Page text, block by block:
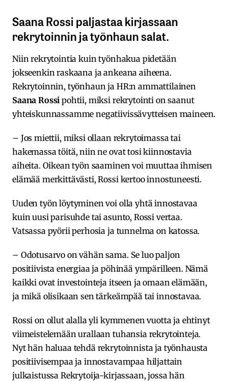
Saana Rossi paljastaa kirjassaan
rekrytoinnin ja työnhaun salat.
Niin rekrytointia kuin työnhakua pidetään
jokseenkin raskaana ja ankeana aiheena.
Rekrytoinnin, työnhaun ja HR:n ammattilainen
Saana Rossi pohtii, miksi rekrytointi on saanut
yhteiskunnassamme negatiivissävytteisen maineen.
– Jos miettii, miksi ollaan rekrytoimassa tai
hakemassa töitä, niin ne ovat tosi kiinnostavia
aiheita. Oikean työn saaminen voi muuttaa ihmisen
elämää merkittävästi, Rossi kertoo innostuneesti.
Uuden työn löytyminen voi olla yhtä innostavaa
kuin uusi parisuhde tai asunto, Rossi vertaa.
Vatsassa pyörii perhosia ja tunnelma on katossa.
– Odotusarvo on vähän sama. Se luo paljon
positiivista energiaa ja pöhinää ympärilleen. Nämä
kaikki ovat investointeja itseen ja omaan elämään,
ja mikä olisikaan sen tärkeämpää tai innostavaa.
Rossi on ollut alalla yli kymmenen vuotta ja ehtinyt
viimeistelemään urallaan tuhansia rekrytointeja.
Nyt hän haluaa tehdä rekrytoinnista ja työnhausta
positiivisempaa ja innostavampaa hiljattain
julkaistussa Rekrytoija-kirjassaan, jossa hän